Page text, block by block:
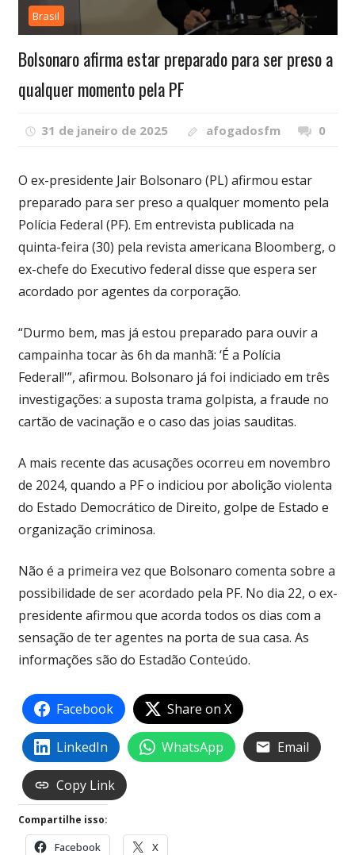
Brasil
Bolsonaro afirma estar preparado para ser preso a
qualquer momento pela PF
31 de janeiro de 2025 afogadosfm 0
O ex-presidente Jair Bolsonaro (PL) afirmou estar
preparado para ser preso a qualquer momento pela
Polícia Federal (PF). Em entrevista publicada na
quinta-feira (30) pela revista americana Bloomberg, o
ex-chefe do Executivo federal disse que espera ser
acordado por agentes da corporação.
“Durmo bem, mas já estou preparado para ouvir a
campainha tocar às 6h da manhã: ‘É a Polícia
Federal!'”, afirmou. Bolsonaro já foi indiciado em três
investigações: a suposta trama golpista, a fraude no
cartão de vacinação e o caso das joias sauditas.
A mais recente das acusações ocorreu em novembro
de 2024, quando a PF o indiciou por abolição violenta
do Estado Democrático de Direito, golpe de Estado e
organização criminosa.
Não é a primeira vez que Bolsonaro comenta sobre a
possibilidade de ser acordado pela PF. No dia 22, o ex-
presidente afirmou que acorda todos os dias com a
sensação de ter agentes na porta de sua casa. As
informações são do Estadão Conteúdo.
Facebook Share on X
LinkedIn WhatsApp Email
Copy Link
Compartilhe isso:
Facebook X